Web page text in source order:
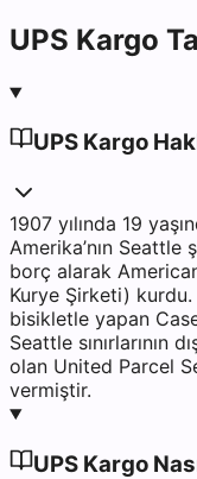
UPS Kargo
UPS Kargo
1907 yılında 19
Amerika’nın Seattle
borç alarak
Kurye Şirketi)
bisikletle yapan
Seattle sınırlarının
olan United Parcel
vermiştir.
UPS Kargo